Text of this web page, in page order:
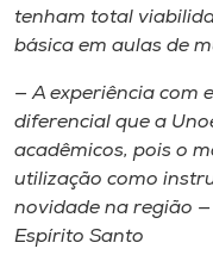
tenham total
básica em aulas de
— A experiência com
diferencial que a
acadêmicos, pois o
utilização como
novidade na região
Espírito Santo